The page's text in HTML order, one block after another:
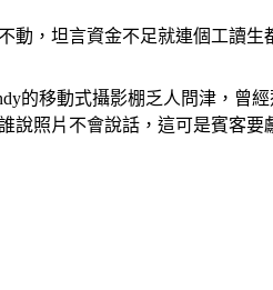
動，坦言資金不足就連個工讀
的移動式攝影棚乏人問津，
說照片不會說話，這可是賓客要